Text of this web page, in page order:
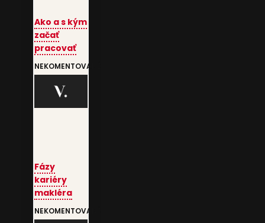
Ako a s kým
začať
pracovať
NEKOMENTOVANÉ
Fázy
kariéry
makléra
NEKOMENTOVANÉ